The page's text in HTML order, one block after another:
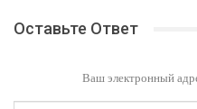
Оставьте Ответ
Ваш электронный